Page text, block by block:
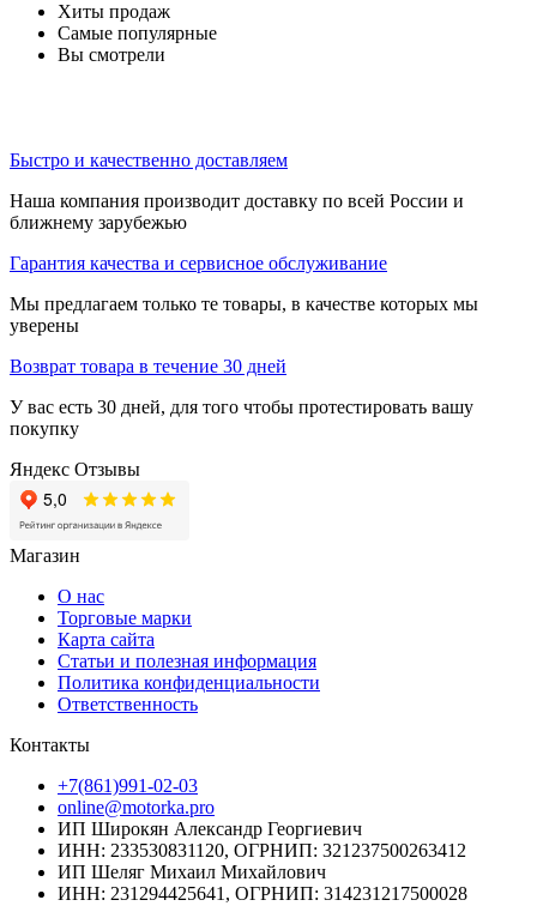
Хиты продаж
Самые популярные
Вы смотрели
Быстро и качественно доставляем
Наша компания производит доставку по всей России и
ближнему зарубежью
Гарантия качества и сервисное обслуживание
Мы предлагаем только те товары, в качестве которых мы
уверены
Возврат товара в течение 30 дней
У вас есть 30 дней, для того чтобы протестировать вашу
покупку
Яндекс Отзывы
Магазин
О нас
Торговые марки
Карта сайта
Статьи и полезная информация
Политика конфиденциальности
Ответственность
Контакты
+7(861)991-02-03
online@motorka.pro
ИП Широкян Александр Георгиевич
ИНН: 233530831120, ОГРНИП: 321237500263412
ИП Шеляг Михаил Михайлович
ИНН: 231294425641, ОГРНИП: 314231217500028